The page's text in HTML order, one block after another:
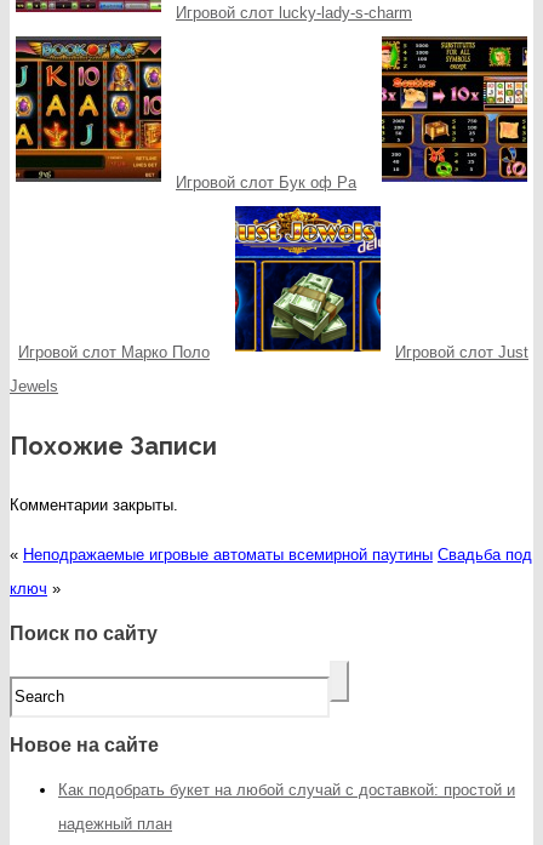
Игровой слот lucky-lady-s-charm
Игровой слот Бук оф Ра
Игровой слот Марко Поло
Игровой слот Just
Jewels
Похожие Записи
Комментарии закрыты.
« Неподражаемые игровые автоматы всемирной паутины Свадьба под
ключ »
Поиск по сайту
Новое на сайте
Как подобрать букет на любой случай с доставкой: простой и
надежный план